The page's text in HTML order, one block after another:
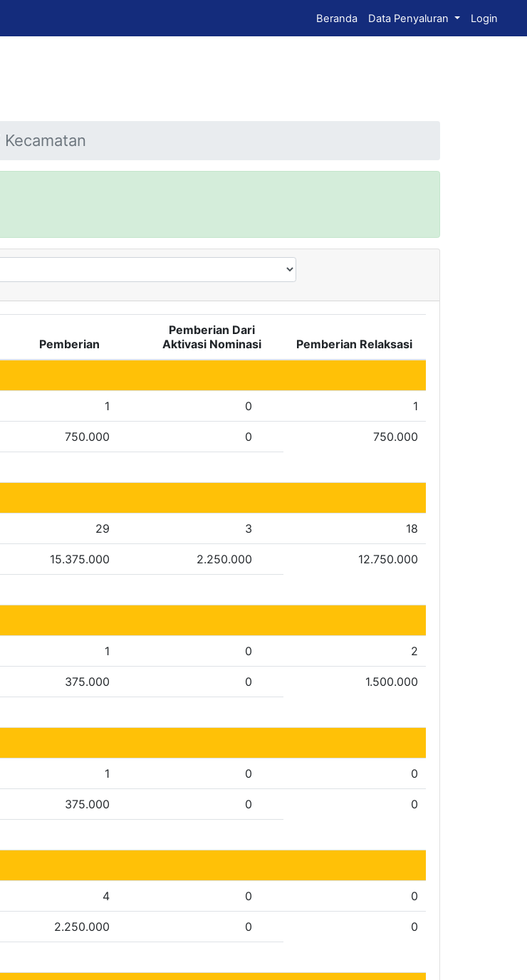
Beranda Data Penyaluran Login
Kecamatan
Pemberian
Pemberian Dari
Aktivasi Nominasi
Pemberian Relaksasi
1 0 1
750.000 0 750.000
29 3 18
15.375.000 2.250.000 12.750.000
1 0 2
375.000 0 1.500.000
1 0 0
375.000 0 0
4 0 0
2.250.000 0 0